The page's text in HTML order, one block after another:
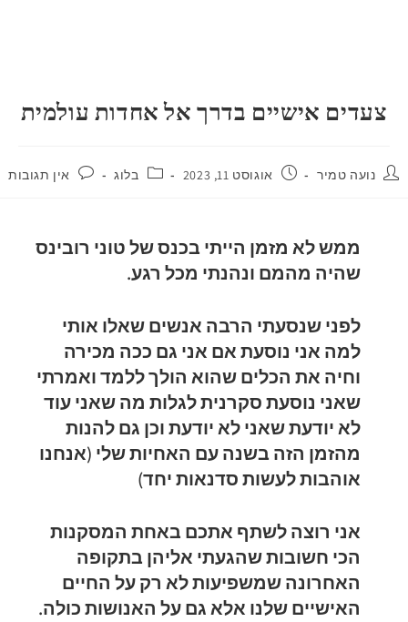
צעדים אישיים בדרך אל אחדות עולמית
נועה טמיר אוגוסט 11, 2023 בלוג אין תגובות
ממש לא מזמן הייתי בכנס של טוני רובינס
שהיה מהמם ונהנתי מכל רגע.
לפני שנסעתי הרבה אנשים שאלו אותי
למה אני נוסעת אם אני גם ככה מכירה
וחיה את הכלים שהוא הולך ללמד ואמרתי
שאני נוסעת סקרנית לגלות מה שאני עוד
לא יודעת שאני לא יודעת וכן גם להנות
מהזמן הזה בשנה עם האחיות שלי (אנחנו
אוהבות לעשות סדנאות יחד)
אני רוצה לשתף אתכם באחת המסקנות
הכי חשובות שהגעתי אליהן בתקופה
האחרונה שמשפיעות לא רק על החיים
האישיים שלנו אלא גם על האנושות כולה.